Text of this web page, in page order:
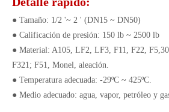
● Tamaño: 1/2 '~ 2 ' (DN15 ~ DN50)
● Calificación de presión: 150 lb ~ 2500 lb
● Material: A105, LF2, LF3, F11, F22,
F321; F51, Monel, aleación.
● Temperatura adecuada: -29ºC ~ 425ºC.
● Medio adecuado: agua, vapor, petróleo y